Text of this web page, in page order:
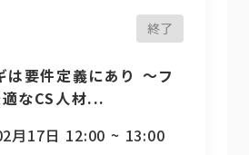
終了
は要件定義にあり ～フ
なCS人材...
月17日 12:00 ~ 13:00